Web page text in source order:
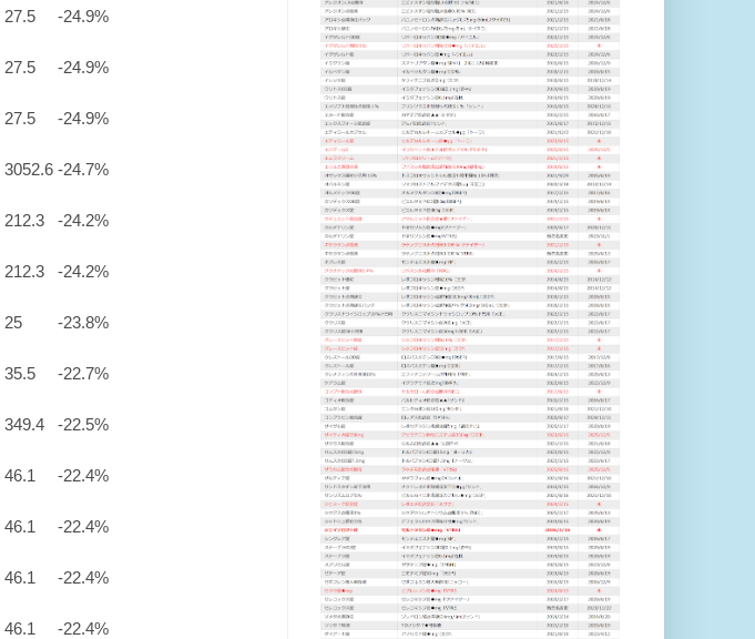
27.5 -24.9%
27.5 -24.9%
27.5 -24.9%
3052.6 -24.7%
212.3 -24.2%
212.3 -24.2%
25 -23.8%
35.5 -22.7%
349.4 -22.5%
46.1 -22.4%
46.1 -22.4%
46.1 -22.4%
46.1 -22.4%